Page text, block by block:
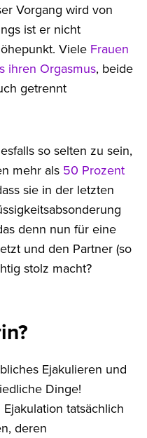
Vorgang wird von
ist er nicht
Viele Frauen
ihren Orgasmus, beide
getrennt
so selten zu sein,
mehr als 50 Prozent
sie in der letzten
denn nun für eine
und den Partner (so
stolz macht?
Ejakulieren und
Dinge!
tatsächlich
deren